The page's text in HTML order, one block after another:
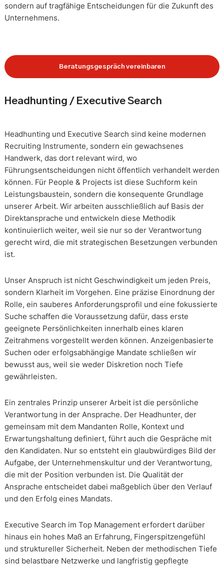
sondern auf tragfähige Entscheidungen für die Zukunft des
Unternehmens.
Beratungsgespräch vereinbaren
Headhunting / Executive Search
Headhunting und Executive Search sind keine modernen
Recruiting Instrumente, sondern ein gewachsenes
Handwerk, das dort relevant wird, wo
Führungsentscheidungen nicht öffentlich verhandelt werden
können. Für People & Projects ist diese Suchform kein
Leistungsbaustein, sondern die konsequente Grundlage
unserer Arbeit. Wir arbeiten ausschließlich auf Basis der
Direktansprache und entwickeln diese Methodik
kontinuierlich weiter, weil sie nur so der Verantwortung
gerecht wird, die mit strategischen Besetzungen verbunden
ist.
Unser Anspruch ist nicht Geschwindigkeit um jeden Preis,
sondern Klarheit im Vorgehen. Eine präzise Einordnung der
Rolle, ein sauberes Anforderungsprofil und eine fokussierte
Suche schaffen die Voraussetzung dafür, dass erste
geeignete Persönlichkeiten innerhalb eines klaren
Zeitrahmens vorgestellt werden können. Anzeigenbasierte
Suchen oder erfolgsabhängige Mandate schließen wir
bewusst aus, weil sie weder Diskretion noch Tiefe
gewährleisten.
Ein zentrales Prinzip unserer Arbeit ist die persönliche
Verantwortung in der Ansprache. Der Headhunter, der
gemeinsam mit dem Mandanten Rolle, Kontext und
Erwartungshaltung definiert, führt auch die Gespräche mit
den Kandidaten. Nur so entsteht ein glaubwürdiges Bild der
Aufgabe, der Unternehmenskultur und der Verantwortung,
die mit der Position verbunden ist. Die Qualität der
Ansprache entscheidet dabei maßgeblich über den Verlauf
und den Erfolg eines Mandats.
Executive Search im Top Management erfordert darüber
hinaus ein hohes Maß an Erfahrung, Fingerspitzengefühl
und struktureller Sicherheit. Neben der methodischen Tiefe
sind belastbare Netzwerke und langfristig gepflegte